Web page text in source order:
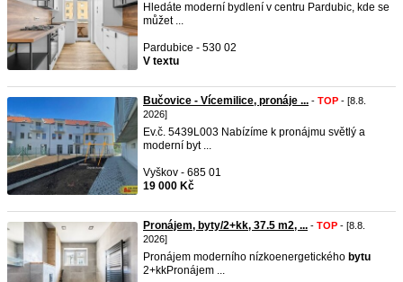
Hledáte moderní bydlení v centru Pardubic, kde se
můžet ...
Pardubice - 530 02
V textu
Bučovice - Vícemilice, pronáje ... - TOP - [8.8.
2026]
Ev.č. 5439L003 Nabízíme k pronájmu světlý a
moderní byt ...
Vyškov - 685 01
19 000 Kč
Pronájem, byty/2+kk, 37.5 m2, ... - TOP - [8.8.
2026]
Pronájem moderního nízkoenergetického bytu
2+kkPronájem ...